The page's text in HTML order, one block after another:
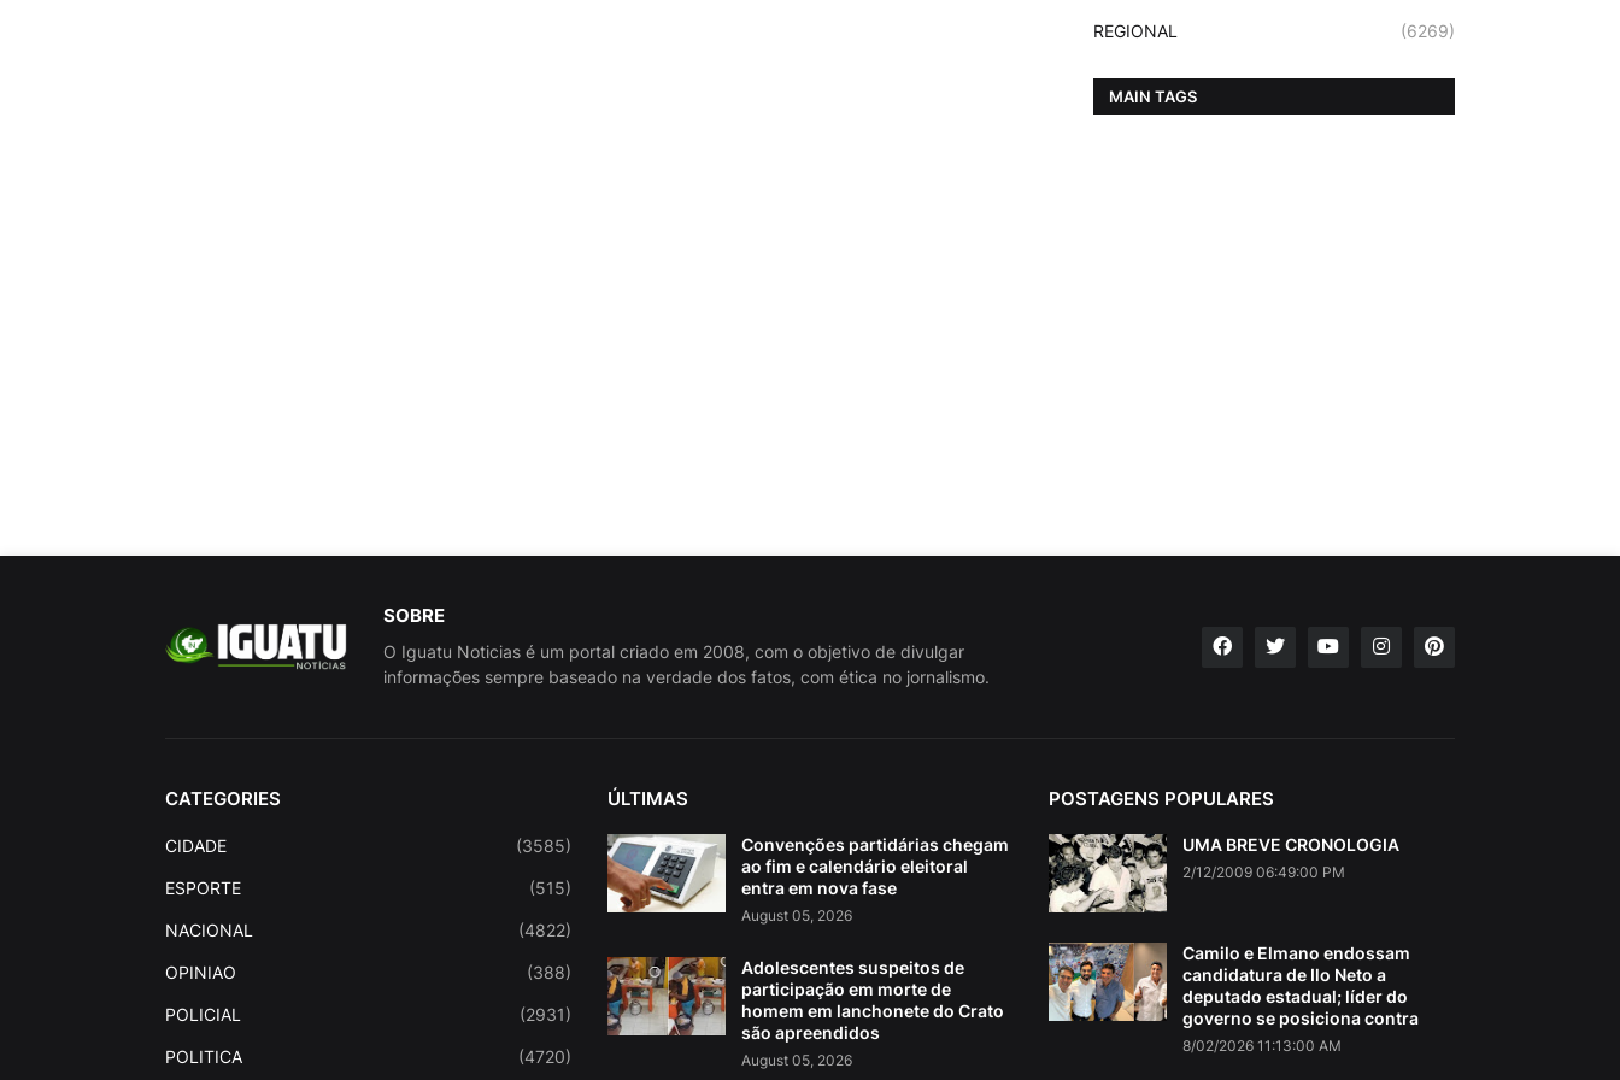
REGIONAL (6269)
MAIN TAGS
SOBRE
O Iguatu Noticias é um portal criado em 2008, com o objetivo de divulgar
informações sempre baseado na verdade dos fatos, com ética no jornalismo.
CATEGORIES
CIDADE (3585)
ESPORTE (515)
NACIONAL (4822)
OPINIAO (388)
POLICIAL (2931)
POLITICA (4720)
ÚLTIMAS
Convenções partidárias chegam
ao fim e calendário eleitoral
entra em nova fase
August 05, 2026
Adolescentes suspeitos de
participação em morte de
homem em lanchonete do Crato
são apreendidos
August 05, 2026
POSTAGENS POPULARES
UMA BREVE CRONOLOGIA
2/12/2009 06:49:00 PM
Camilo e Elmano endossam
candidatura de Ilo Neto a
deputado estadual; líder do
governo se posiciona contra
8/02/2026 11:13:00 AM